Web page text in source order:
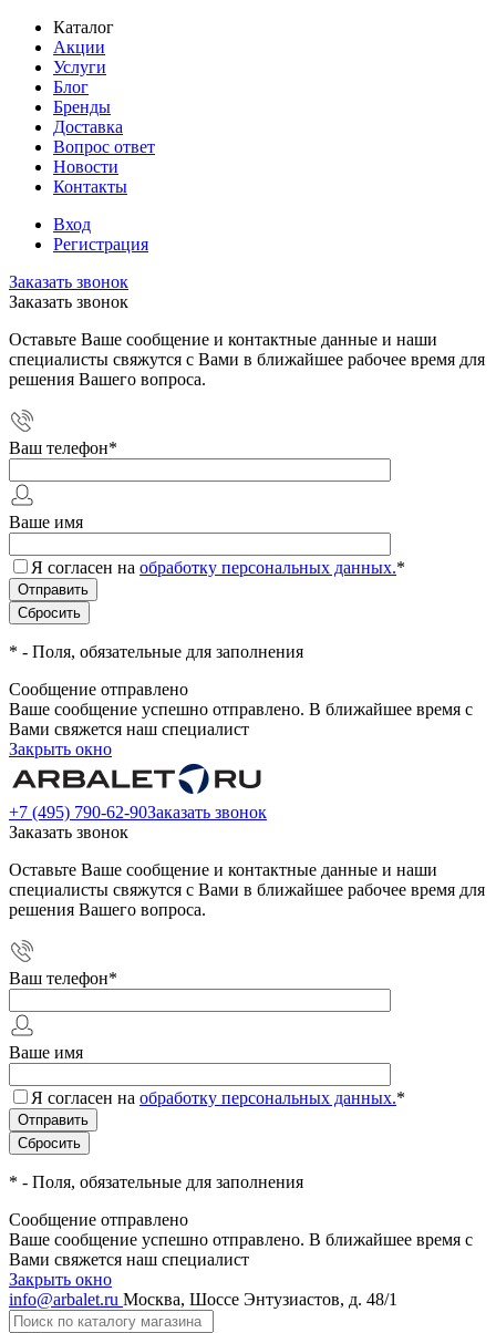
Каталог
Акции
Услуги
Блог
Бренды
Доставка
Вопрос ответ
Новости
Контакты
Вход
Регистрация
Заказать звонок
Заказать звонок
Оставьте Ваше сообщение и контактные данные и наши
специалисты свяжутся с Вами в ближайшее рабочее время для
решения Вашего вопроса.
Ваш телефон*
Ваше имя
Я согласен на обработку персональных данных.*
* - Поля, обязательные для заполнения
Сообщение отправлено
Ваше сообщение успешно отправлено. В ближайшее время с
Вами свяжется наш специалист
Закрыть окно
+7 (495) 790-62-90Заказать звонок
Заказать звонок
Оставьте Ваше сообщение и контактные данные и наши
специалисты свяжутся с Вами в ближайшее рабочее время для
решения Вашего вопроса.
Ваш телефон*
Ваше имя
Я согласен на обработку персональных данных.*
* - Поля, обязательные для заполнения
Сообщение отправлено
Ваше сообщение успешно отправлено. В ближайшее время с
Вами свяжется наш специалист
Закрыть окно
info@arbalet.ru Москва, Шоссе Энтузиастов, д. 48/1